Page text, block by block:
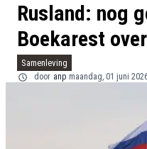
Rusland: nog
Boekarest
Samenleving
door anp maandag, 01 juni